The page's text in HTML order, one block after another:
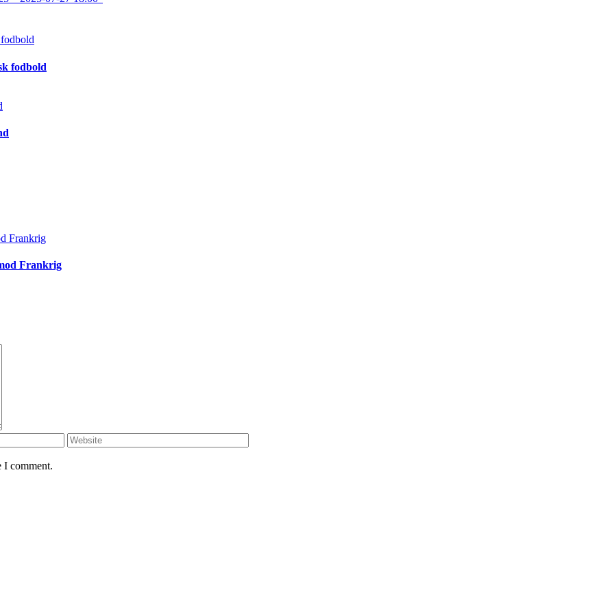
fodbold
Frankrig
I comment.